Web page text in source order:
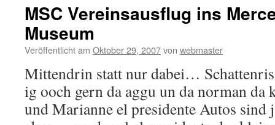
MSC Vereinsausflug ins
Museum
Veröffentlicht am Oktober 29, 2007von webmaster
Mittendrin statt nur dabei…
ig ooch gern da aggu un da norman
und Marianne el presidente Autos sind